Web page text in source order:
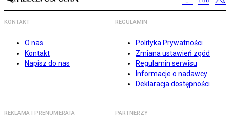
KONTAKT
O nas
Kontakt
Napisz do nas
REGULAMIN
Polityka Prywatności
Zmiana ustawień zgód
Regulamin serwisu
Informacje o nadawcy
Deklaracja dostępności
REKLAMA I PRENUMERATA PARTNERZY